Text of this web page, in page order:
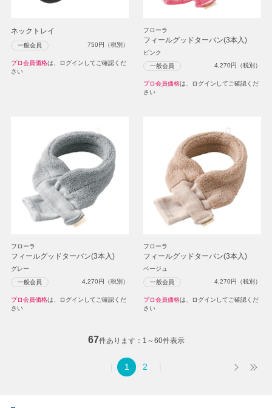
ネックトレイ
一般会員 750円（税別）
プロ会員価格は、ログインしてご確認くだ
さい
フローラ
フィールグッドターバン(3本入)
ピンク
一般会員 4,270円（税別）
プロ会員価格は、ログインしてご確認くだ
さい
フローラ
フィールグッドターバン(3本入)
グレー
一般会員 4,270円（税別）
プロ会員価格は、ログインしてご確認くだ
さい
フローラ
フィールグッドターバン(3本入)
ベージュ
一般会員 4,270円（税別）
プロ会員価格は、ログインしてご確認くだ
さい
67件あります 1～60件表示
1 2